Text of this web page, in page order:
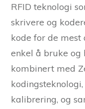
RFID teknologi
skrivere og
kode for de mest
enkel å bruke og
kombinert med
kalibrering, og